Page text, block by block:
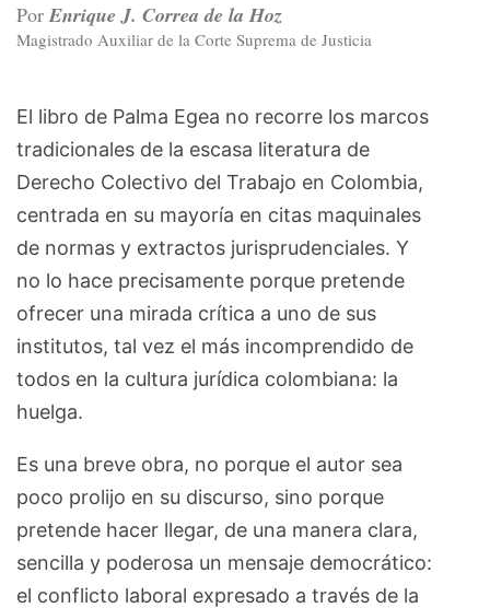
PorEnrique J. Correa de la Hoz
Magistrado Auxiliar de la Corte Suprema de Justicia
El libro de Palma Egea no recorre los marcos
tradicionales de la escasa literatura de
Derecho Colectivo del Trabajo en Colombia,
centrada en su mayoría en citas maquinales
de normas y extractos jurisprudenciales. Y
no lo hace precisamente porque pretende
ofrecer una mirada crítica a uno de sus
institutos, tal vez el más incomprendido de
todos en la cultura jurídica colombiana: la
huelga.
Es una breve obra, no porque el autor sea
poco prolijo en su discurso, sino porque
pretende hacer llegar, de una manera clara,
sencilla y poderosa un mensaje democrático:
el conflicto laboral expresado a través de la